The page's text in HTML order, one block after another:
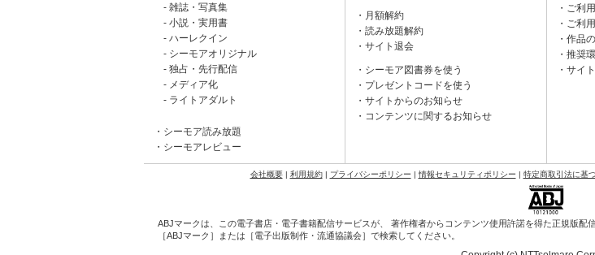
雑誌・写真集
小説・実用書
ハーレクイン
シーモアオリジナル
独占・先行配信
メディア化
ライトアダルト
シーモア読み放題
シーモアレビュー
月額解約
読み放題解約
サイト退会
シーモア図書券を使う
プレゼントコードを使う
サイトからのお知らせ
コンテンツに関するお知らせ
ご利
ご利
作品
推奨
サイ
会社概要| 利用規約| プライバシーポリシー | 情報セキュリティポリシー | 特定商取引法に基
ABJマークは、この電子書店・電子書籍配信サービスが、 著作権者からコンテンツ使用許諾を得た正規版
［ABJマーク］または［電子出版制作・流通協議会］で検索してください。